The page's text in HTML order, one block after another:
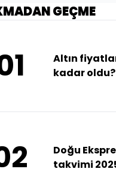
GEÇME
Altın
kadar oldu?
Doğu
takvimi